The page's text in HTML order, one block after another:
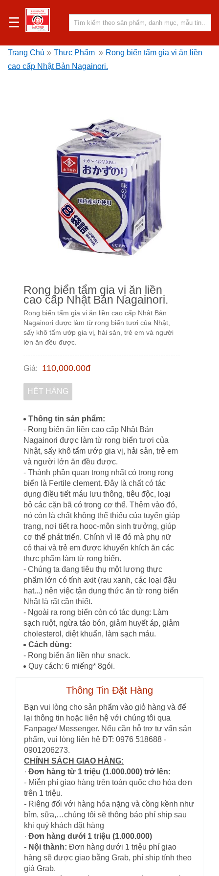
☰
Trang Chủ » Thực Phẩm » Rong biển tẩm gia vị ăn liền
cao cấp Nhật Bản Nagainori.
Rong biển tẩm gia vị ăn liền
cao cấp Nhật Bản Nagainori.
Rong biển tẩm gia vị ăn liền cao cấp Nhật Bản
Nagainori được làm từ rong biển tươi của Nhật,
sấy khô tẩm ướp gia vị, hải sản, trẻ em và người
lớn ăn đều được.
Giá: 110,000.00đ
HẾT HÀNG
Thông tin sản phẩm:
- Rong biển ăn liền cao cấp Nhật Bản
Nagainori được làm từ rong biển tươi của
Nhật, sấy khô tẩm ướp gia vị, hải sản, trẻ em
và người lớn ăn đều được.
- Thành phần quan trọng nhất có trong rong
biển là Fertile clement. Đây là chất có tác
dụng điều tiết máu lưu thông, tiêu độc, loại
bỏ các cặn bã có trong cơ thể. Thêm vào đó,
nó còn là chất không thể thiếu của tuyến giáp
trạng, nơi tiết ra hooc-môn sinh trưởng, giúp
cơ thể phát triển. Chính vì lẽ đó mà phụ nữ
có thai và trẻ em được khuyến khích ăn các
thực phẩm làm từ rong biển.
- Chúng ta đang tiêu thụ một lương thực
phẩm lớn có tính axit (rau xanh, các loại đậu
hạt...) nên việc tận dụng thức ăn từ rong biển
Nhật là rất cần thiết.
- Ngoài ra rong biển còn có tác dụng: Làm
sạch ruột, ngừa táo bón, giảm huyết áp, giảm
cholesterol, diệt khuẩn, làm sạch máu.
Cách dùng:
- Rong biển ăn liền như snack.
Quy cách: 6 miếng* 8gói.
Thông Tin Đặt Hàng
Bạn vui lòng cho sản phẩm vào giỏ hàng và để
lại thông tin hoặc liên hệ với chúng tôi qua
Fanpage/ Messenger. Nếu cần hỗ trợ tư vấn sản
phẩm, vui lòng liên hệ ĐT: 0976 518688 -
0901206273.
CHÍNH SÁCH GIAO HÀNG:
· Đơn hàng từ 1 triệu (1.000.000) trở lên:
- Miễn phí giao hàng trên toàn quốc cho hóa đơn
trên 1 triệu.
- Riêng đối với hàng hóa nặng và cồng kềnh như
bỉm, sữa,…chúng tôi sẽ thông báo phí ship sau
khi quý khách đặt hàng
· Đơn hàng dưới 1 triệu (1.000.000)
- Nội thành: Đơn hàng dưới 1 triệu phí giao
hàng sẽ được giao bằng Grab, phí ship tính theo
giá Grab.